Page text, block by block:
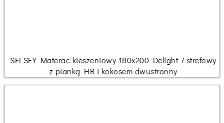
SELSEY Materac kieszeniowy 180x200 Delight 7 strefowy
z pianką HR i kokosem dwustronny